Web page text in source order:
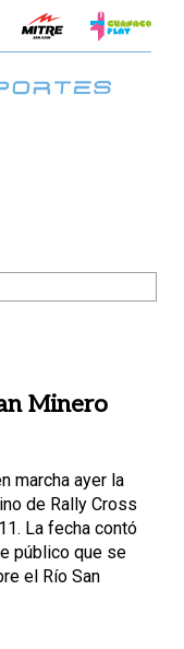
Minero
marcha ayer la
de Rally Cross
La fecha contó
público que se
el Río San